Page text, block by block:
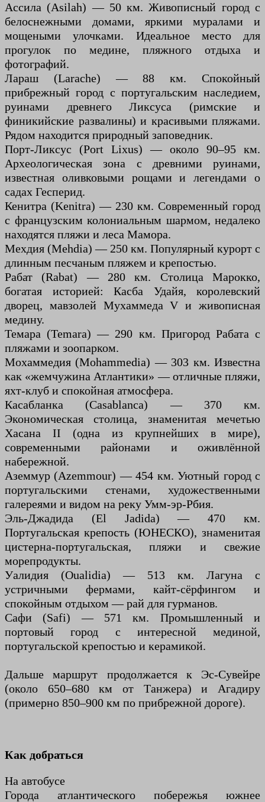
Ассила (Asilah) — 50 км. Живописный город с
белоснежными домами, яркими муралами и
мощеными улочками. Идеальное место для
прогулок по медине, пляжного отдыха и
фотографий.
Лараш (Larache) — 88 км. Спокойный
прибрежный город с португальским наследием,
руинами древнего Ликсуса (римские и
финикийские развалины) и красивыми пляжами.
Рядом находится природный заповедник.
Порт-Ликсус (Port Lixus) — около 90–95 км.
Археологическая зона с древними руинами,
известная оливковыми рощами и легендами о
садах Гесперид.
Кенитра (Kenitra) — 230 км. Современный город
с французским колониальным шармом, недалеко
находятся пляжи и леса Мамора.
Мехдия (Mehdia) — 250 км. Популярный курорт с
длинным песчаным пляжем и крепостью.
Рабат (Rabat) — 280 км. Столица Марокко,
богатая историей: Касба Удайя, королевский
дворец, мавзолей Мухаммеда V и живописная
медину.
Темара (Temara) — 290 км. Пригород Рабата с
пляжами и зоопарком.
Мохаммедия (Mohammedia) — 303 км. Известна
как «жемчужина Атлантики» — отличные пляжи,
яхт-клуб и спокойная атмосфера.
Касабланка (Casablanca) — 370 км.
Экономическая столица, знаменитая мечетью
Хасана II (одна из крупнейших в мире),
современными районами и оживлённой
набережной.
Аземмур (Azemmour) — 454 км. Уютный город с
португальскими стенами, художественными
галереями и видом на реку Умм-эр-Рбия.
Эль-Джадида (El Jadida) — 470 км.
Португальская крепость (ЮНЕСКО), знаменитая
цистерна-португальская, пляжи и свежие
морепродукты.
Уалидия (Oualidia) — 513 км. Лагуна с
устричными фермами, кайт-сёрфингом и
спокойным отдыхом — рай для гурманов.
Сафи (Safi) — 571 км. Промышленный и
портовый город с интересной мединой,
португальской крепостью и керамикой.
Дальше маршрут продолжается к Эс-Сувейре
(около 650–680 км от Танжера) и Агадиру
(примерно 850–900 км по прибрежной дороге).
Как добраться
На автобусе
Города атлантического побережья южнее